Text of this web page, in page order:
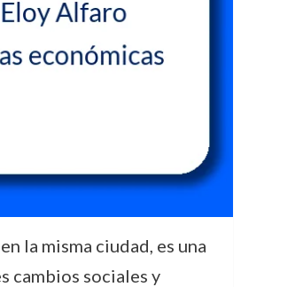
la misma ciudad, es una
cambios sociales y